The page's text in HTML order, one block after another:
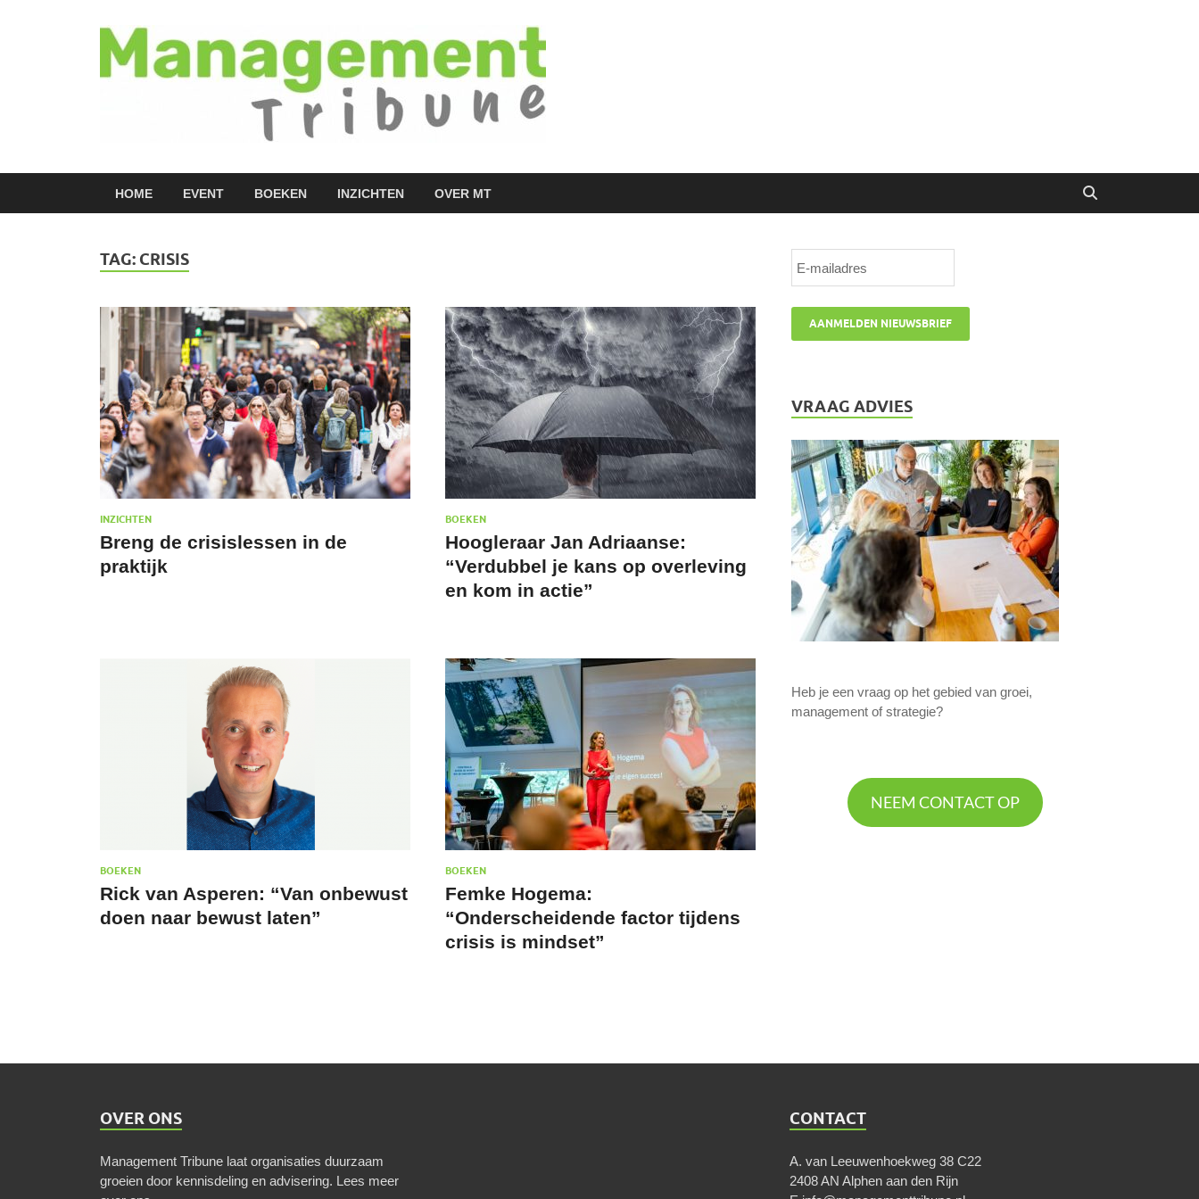
HOME EVENT BOEKEN INZICHTEN OVER MT
TAG: CRISIS
INZICHTEN
Breng de crisislessen in de
praktijk
BOEKEN
Hoogleraar Jan Adriaanse:
“Verdubbel je kans op overleving
en kom in actie”
BOEKEN
Rick van Asperen: “Van onbewust
doen naar bewust laten”
BOEKEN
Femke Hogema:
“Onderscheidende factor tijdens
crisis is mindset”
VRAAG ADVIES
Heb je een vraag op het gebied van groei,
management of strategie?
NEEM CONTACT OP
OVER ONS
Management Tribune laat organisaties duurzaam
groeien door kennisdeling en advisering. Lees meer
CONTACT
A. van Leeuwenhoekweg 38 C22
2408 AN Alphen aan den Rijn